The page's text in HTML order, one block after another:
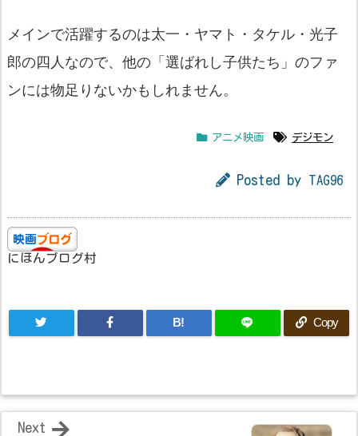
メインで活躍するのは太一・ヤマト・タケル・光子
郎の四人なので、他の「選ばれし子供たち」のファ
ンには物足りないかもしれません。
アニメ映画 デジモン
Posted by TAG96
にほんブログ村
B! Copy
Next